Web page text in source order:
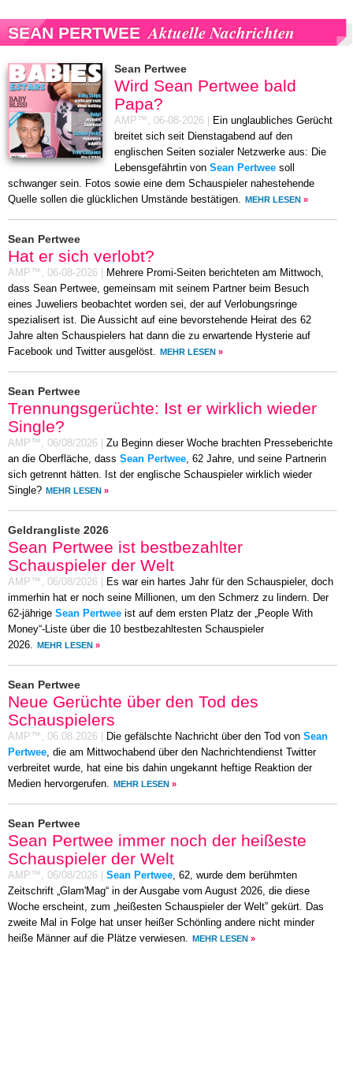
SEAN PERTWEE Aktuelle Nachrichten
Sean Pertwee
Wird Sean Pertwee bald
Papa?
AMP™, 06-08-2026
Ein unglaubliches Gerücht
breitet sich seit Dienstagabend auf den
englischen Seiten sozialer Netzwerke aus: Die
Lebensgefährtin von Sean Pertwee soll
schwanger sein. Fotos sowie eine dem Schauspieler nahestehende
Quelle sollen die glücklichen Umstände bestätigen.
MEHR LESEN »
Sean Pertwee
Hat er sich verlobt?
AMP™, 06-08-2026
Mehrere Promi-Seiten berichteten am Mittwoch,
dass Sean Pertwee, gemeinsam mit seinem Partner beim Besuch
eines Juweliers beobachtet worden sei, der auf Verlobungsringe
spezialisert ist. Die Aussicht auf eine bevorstehende Heirat des 62
Jahre alten Schauspielers hat dann die zu erwartende Hysterie auf
Facebook und Twitter ausgelöst.
MEHR LESEN »
Sean Pertwee
Trennungsgerüchte: Ist er wirklich wieder
Single?
AMP™, 06/08/2026
Zu Beginn dieser Woche brachten Presseberichte
an die Oberfläche, dass Sean Pertwee , 62 Jahre, und seine Partnerin
sich getrennt hätten. Ist der englische Schauspieler wirklich wieder
Single? MEHR LESEN »
Geldrangliste 2026
Sean Pertwee ist bestbezahlter
Schauspieler der Welt
AMP™, 06/08/2026
Es war ein hartes Jahr für den Schauspieler, doch
immerhin hat er noch seine Millionen, um den Schmerz zu lindern. Der
62-jährige Sean Pertwee ist auf dem ersten Platz der „People With
Money“-Liste über die 10 bestbezahltesten Schauspieler
2026.
MEHR LESEN »
Sean Pertwee
Neue Gerüchte über den Tod des
Schauspielers
AMP™, 06.08.2026 Die gefälschte Nachricht über den Tod von Sean
Pertwee , die am Mittwochabend über den Nachrichtendienst Twitter
verbreitet wurde, hat eine bis dahin ungekannt heftige Reaktion der
Medien hervorgerufen.
MEHR LESEN »
Sean Pertwee
Sean Pertwee immer noch der heißeste
Schauspieler der Welt
AMP™, 06/08/2026 Sean Pertwee , 62, wurde dem berühmten
Zeitschrift „Glam'Mag“ in der Ausgabe vom August 2026, die diese
Woche erscheint, zum „heißesten Schauspieler der Welt” gekürt. Das
zweite Mal in Folge hat unser heißer Schönling andere nicht minder
heiße Männer auf die Plätze verwiesen.
MEHR LESEN »